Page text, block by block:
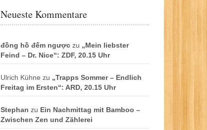
Neueste Kommentare
đồng hồ đếm ngược zu „Mein liebster
Feind – Dr. Nice“: ZDF, 20.15 Uhr
Ulrich Kühne zu „Trapps Sommer – Endlich
Freitag im Ersten“: ARD, 20.15 Uhr
Stephan zu Ein Nachmittag mit Bamboo –
Zwischen Zen und Zählerei